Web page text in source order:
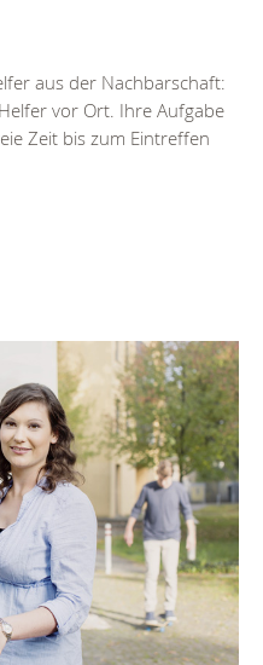
aus der Nachbarschaft:
vor Ort. Ihre Aufgabe
Zeit bis zum Eintreffen